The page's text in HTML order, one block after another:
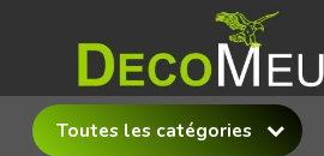
Toutes les catégories